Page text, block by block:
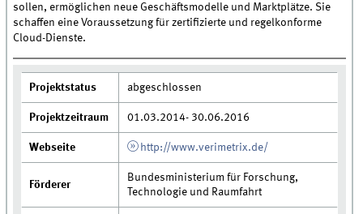
sollen, ermöglichen neue Geschäftsmodelle und Marktplätze. Sie
schaffen eine Voraussetzung für zertifizierte und regelkonforme
Cloud-Dienste.
Projektstatus abgeschlossen
Projektzeitraum 01.03.2014- 30.06.2016
Webseite http://www.verimetrix.de/
Förderer
Bundesministerium für Forschung,
Technologie und Raumfahrt